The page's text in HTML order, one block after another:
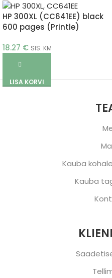
HP 300XL (CC641EE) black
600 pages (Printle)
18.27 € SIS. KM
LISA KORVI
Kauba
Kauba